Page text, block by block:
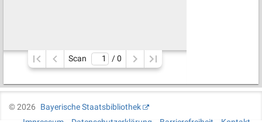
Scan / 0
©2026
Bayerische Staatsbibliothek